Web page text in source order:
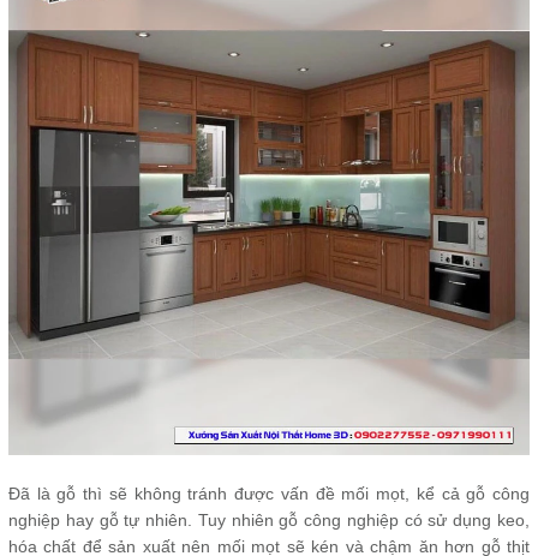
Đã là gỗ thì sẽ không tránh được vấn đề mối mọt, kể cả gỗ công
nghiệp hay gỗ tự nhiên. Tuy nhiên gỗ công nghiệp có sử dụng keo,
hóa chất để sản xuất nên mối mọt sẽ kén và chậm ăn hơn gỗ thịt